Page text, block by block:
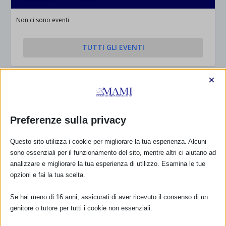
Non ci sono eventi
TUTTI GLI EVENTI
FARMACI IN ALLATTAMENTO E
NUMERO VERDE GRATUITO
800.883300
Maggiori informazioni
RIMANI AGGIORNATO
Preferenze sulla privacy
×
Questo sito utilizza i cookie per migliorare la tua esperienza. Alcuni
sono essenziali per il funzionamento del sito, mentre altri ci aiutano ad
analizzare e migliorare la tua esperienza di utilizzo. Esamina le tue
opzioni e fai la tua scelta.
Se hai meno di 16 anni, assicurati di aver ricevuto il consenso di un
genitore o tutore per tutti i cookie non essenziali.